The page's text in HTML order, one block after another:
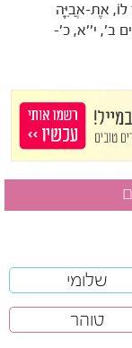
אֶת-אֲבִיָּה
ב', י''א, כ'-
שלומי
טוהר